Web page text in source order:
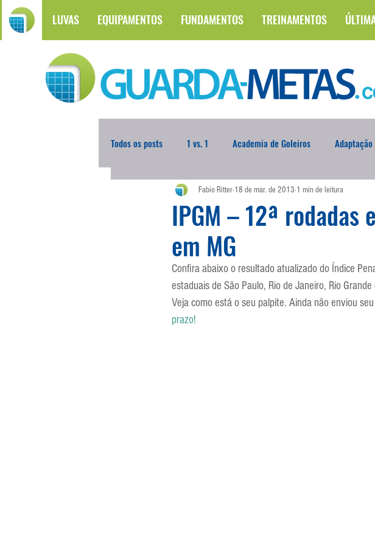
LUVAS EQUIPAMENTOS FUNDAMENTOS TREINAMENTOS
Todos os posts 1 vs. 1 Academia de Goleiros Adaptação
Atualidades Blogoleiro da Semana Brasileirão
Comunicação Copa do Mundo
Entrevistas Equipamentos Escola Alemã Escola
IPGM – 12ª rodadas
em MG
Fabio Ritter 18 de mar. de 2013 1 min de leitura
Confira abaixo o resultado atualizado do Índice
estaduais de São Paulo, Rio de Janeiro, Rio
Veja como está o seu palpite. Ainda não enviou
prazo!